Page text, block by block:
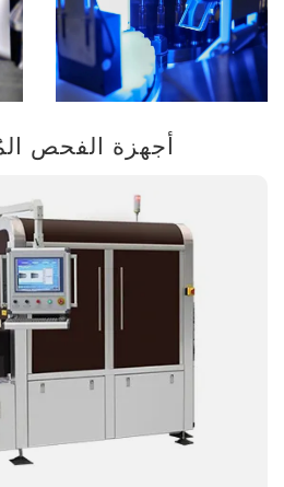
أجهزة الفحص